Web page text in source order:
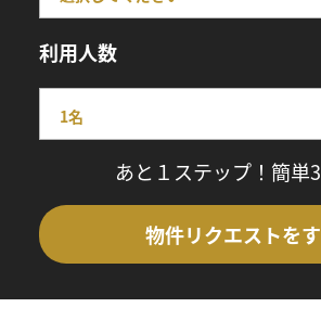
利用人数
あと１ステップ！簡単
物件リクエストを